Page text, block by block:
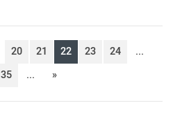
20 21 22 23 24
...
35 ... »